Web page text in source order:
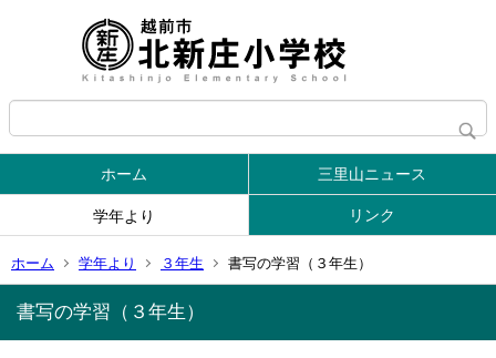
ホーム 三里山ニュース
学年より リンク
ホーム 学年より ３年生 書写の学習（３年生）
書写の学習（３年生）